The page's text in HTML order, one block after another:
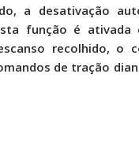
a desativação
função é ativada
recolhido, o
de tração